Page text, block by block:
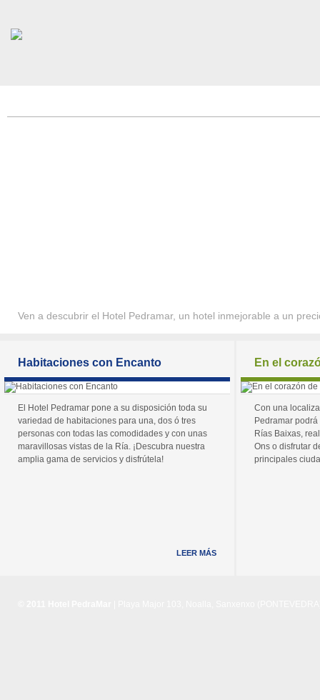
Ven a descubrir el Hotel Pedramar, un hotel inmejorable a un
Habitaciones con Encanto
El Hotel Pedramar pone a su disposición toda su
variedad de habitaciones para una, dos ó tres
personas con todas las comodidades y con unas
maravillosas vistas de la Ría. ¡Descubra nuestra
amplia gama de servicios y disfrútela!
LEER MÁS
En el
Con una
Pedramar
Rías Baixas,
Ons o disfrutar
principales